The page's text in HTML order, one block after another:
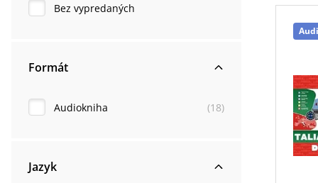
Bez vypredaných
Formát
Audiokniha (18)
Jazyk